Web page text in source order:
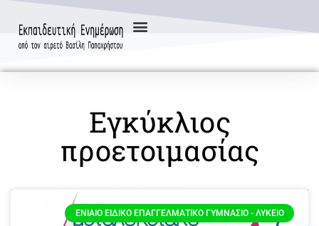
Εγκύκλιος
προετοιμασίας
ΕΝΙΑΊΟ ΕΙΔΙΚΌ ΕΠΑΓΓΕΛΜΑΤΙΚΌ ΓΥΜΝΆΣΙΟ - ΛΎΚΕΙΟ